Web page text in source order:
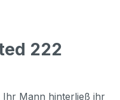
222
Ihr Mann hinterließ ihr